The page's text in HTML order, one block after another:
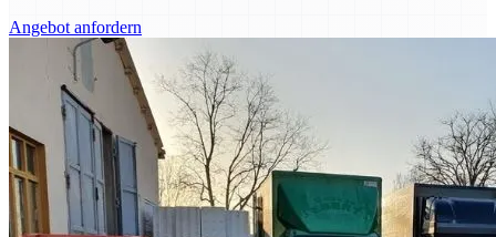
Angebot anfordern